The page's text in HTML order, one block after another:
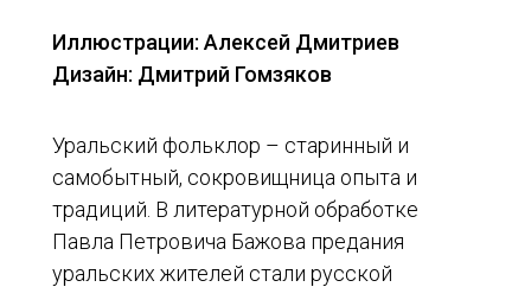
Иллюстрации: Алексей Дмитриев
Дизайн: Дмитрий Гомзяков
Уральский фольклор – старинный и
самобытный, сокровищница опыта и
традиций. В литературной обработке
Павла Петровича Бажова предания
уральских жителей стали русской